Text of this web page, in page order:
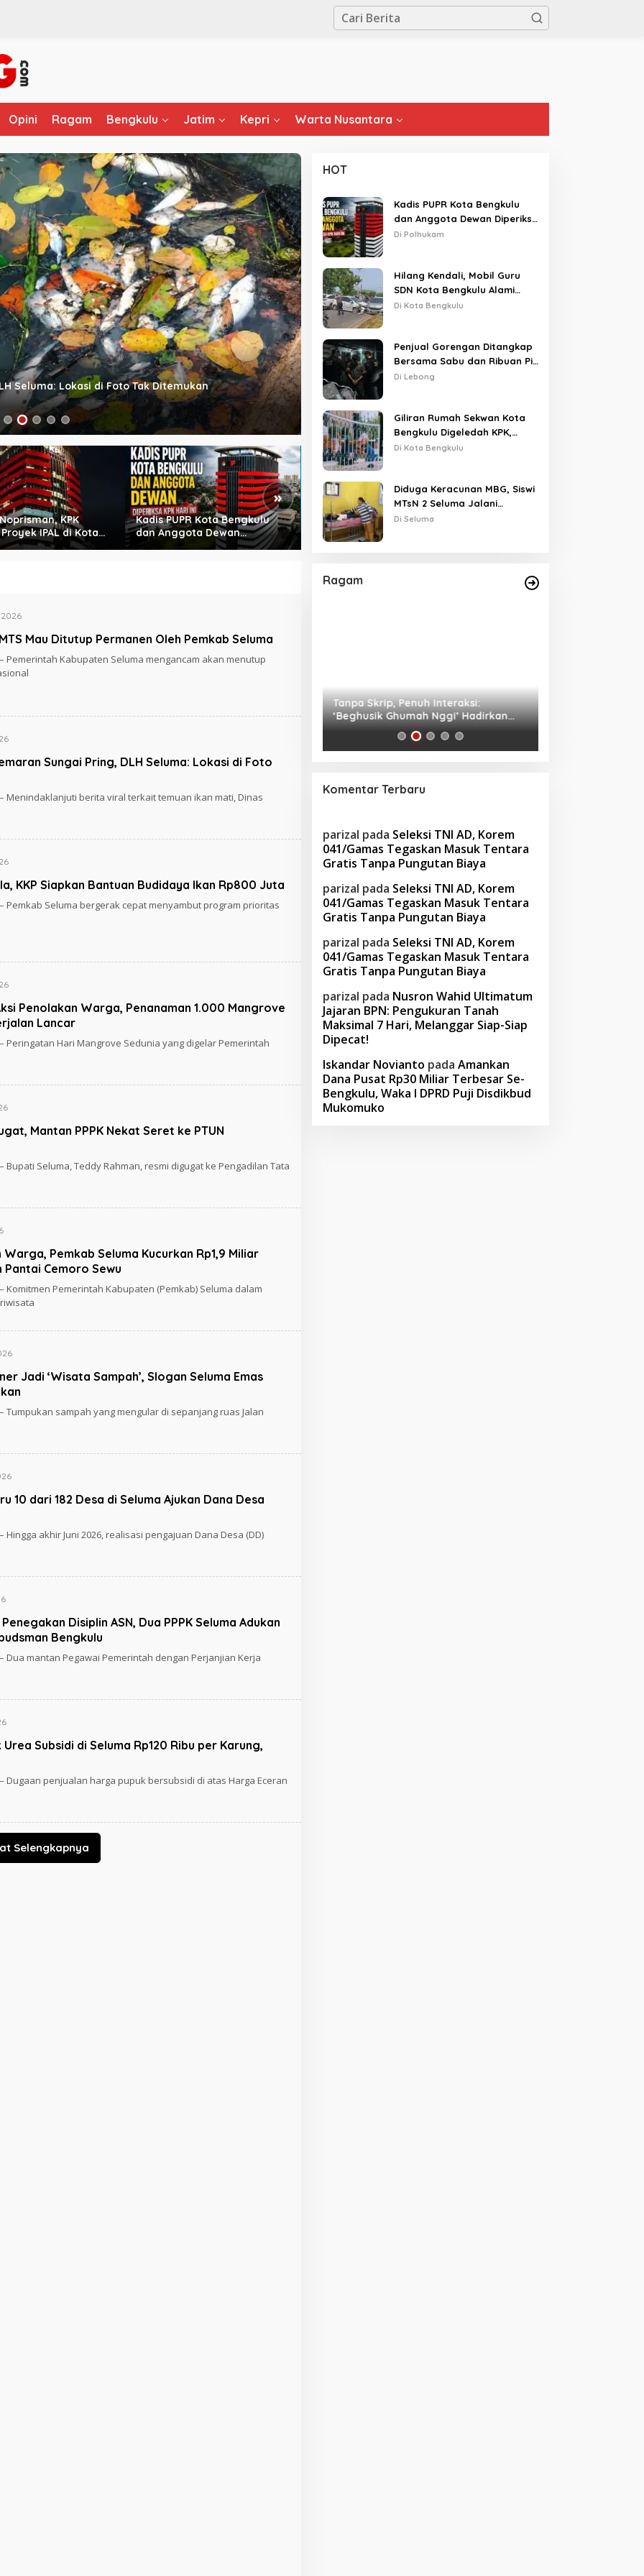
Opini Ragam Bengkulu Jatim Kepri Warta Nusantara
Seluma: Lokasi di Foto Tak Ditemukan
SELUMA
Seluma Jemput Bola, KKP Siapkan Bantuan Budidaya Ikan
»
KPK
IPAL di Kota
Kadis PUPR Kota Bengkulu
dan Anggota Dewan
Diperiksa KPK Hari Ini
Setelah Tutup 833 Dapur, BGN
Kembali Temukan 414 Dapur
Bermasalah dan ‘Double
Mau Ditutup Permanen Oleh Pemkab Seluma
Pemerintah Kabupaten Seluma mengancam akan menutup
Sungai Pring, DLH Seluma: Lokasi di Foto
Menindaklanjuti berita viral terkait temuan ikan mati, Dinas
KKP Siapkan Bantuan Budidaya Ikan Rp800 Juta
Pemkab Seluma bergerak cepat menyambut program prioritas
Penolakan Warga, Penanaman 1.000 Mangrove
Lancar
Peringatan Hari Mangrove Sedunia yang digelar Pemerintah
Mantan PPPK Nekat Seret ke PTUN
Bupati Seluma, Teddy Rahman, resmi digugat ke Pengadilan Tata
Pemkab Seluma Kucurkan Rp1,9 Miliar
Cemoro Sewu
Komitmen Pemerintah Kabupaten (Pemkab) Seluma dalam
Jadi ‘Wisata Sampah’, Slogan Seluma Emas
Tumpukan sampah yang mengular di sepanjang ruas Jalan
10 dari 182 Desa di Seluma Ajukan Dana Desa
Hingga akhir Juni 2026, realisasi pengajuan Dana Desa (DD)
Disiplin ASN, Dua PPPK Seluma Adukan
Bengkulu
Dua mantan Pegawai Pemerintah dengan Perjanjian Kerja
Subsidi di Seluma Rp120 Ribu per Karung,
Dugaan penjualan harga pupuk bersubsidi di atas Harga Eceran
Selengkapnya
HOT
Kadis PUPR Kota Bengkulu
dan Anggota Dewan Diperiksa
KPK Hari Ini
Di Polhukam
Hilang Kendali, Mobil Guru
SDN Kota Bengkulu Alami
Tabrakan Beruntun di Lampu
Di Kota Bengkulu
Penjual Gorengan Ditangkap
Bersama Sabu dan Ribuan Pil,
Nama Oknum APH Disebut
Di Lebong
Giliran Rumah Sekwan Kota
Bengkulu Digeledah KPK,
Dikawal Polisi Bersenjata
Di Kota Bengkulu
Diduga Keracunan MBG, Siswi
MTsN 2 Seluma Jalani
Perawatan Intensif di RSUD
Di Seluma
Ragam
Tanpa Skrip, Penuh Interaksi:
‘Beghusik Ghumah Nggi’ Hadirkan
Ruang Digital Seperti Rumah Sendiri
Komentar Terbaru
parizal pada Seleksi TNI AD, Korem
041/Gamas Tegaskan Masuk Tentara
Gratis Tanpa Pungutan Biaya
parizal pada Seleksi TNI AD, Korem
041/Gamas Tegaskan Masuk Tentara
Gratis Tanpa Pungutan Biaya
parizal pada Seleksi TNI AD, Korem
041/Gamas Tegaskan Masuk Tentara
Gratis Tanpa Pungutan Biaya
parizal pada Nusron Wahid Ultimatum
Jajaran BPN: Pengukuran Tanah
Maksimal 7 Hari, Melanggar Siap-Siap
Dipecat!
Iskandar Novianto pada Amankan
Dana Pusat Rp30 Miliar Terbesar Se-
Bengkulu, Waka I DPRD Puji Disdikbud
Mukomuko